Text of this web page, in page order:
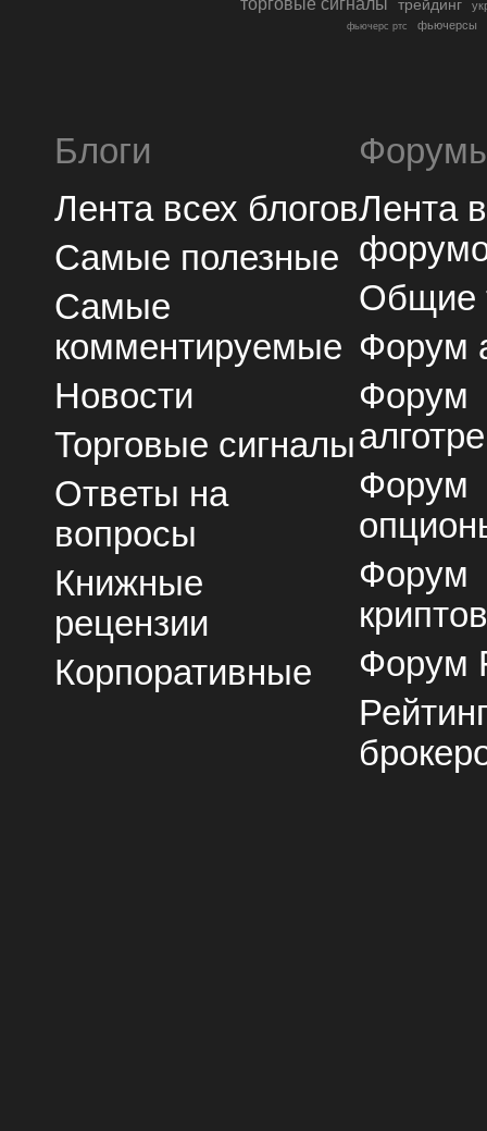
трейдинг
фьючерс ртс фьючерсы
Блоги
Лента всех блогов
Самые полезные
Самые
комментируемые
Новости
Торговые сигналы
Ответы на
вопросы
Книжные
рецензии
Корпоративные
Лента
Общие
Форум
Форум
Форум
Форум
Форум